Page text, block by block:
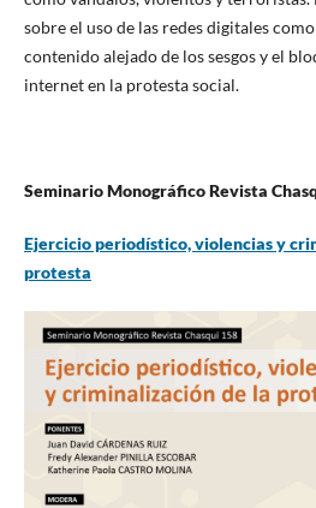
sobre el uso de las redes digitales
contenido alejado de los sesgos y el
internet en la protesta social.
Seminario Monográfico Revista
Ejercicio periodístico, violencias y
protesta